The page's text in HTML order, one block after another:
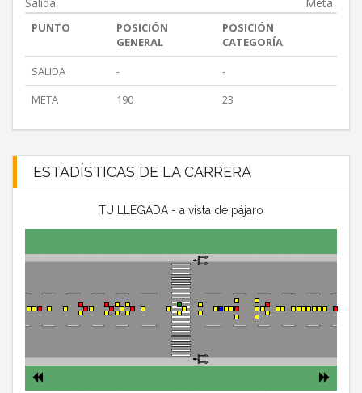
Salida Meta
PUNTO
POSICIÓN
GENERAL
POSICIÓN
CATEGORÍA
SALIDA
-
-
META
190 23
ESTADÍSTICAS DE LA CARRERA
TU LLEGADA - a vista de pájaro